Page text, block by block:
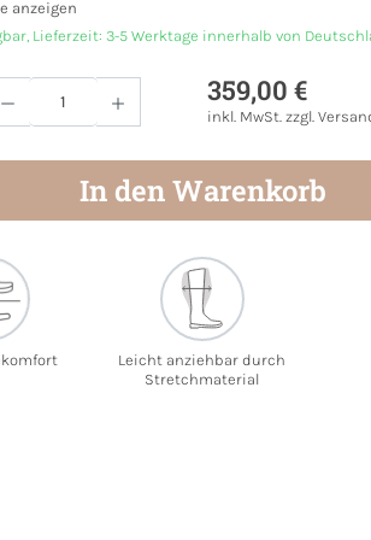
anzeigen
Lieferzeit: 3-5 Werktage innerhalb von
Anzahl: Gib den
359,00 €
inkl. MwSt. zzgl.
In den Warenkorb
Leicht anziehbar durch
Stretchmaterial